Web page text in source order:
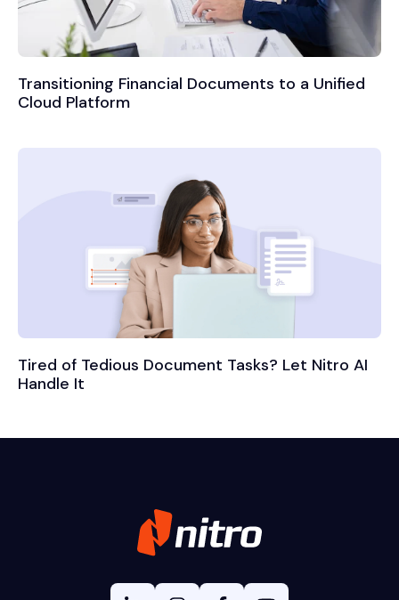
Transitioning Financial Documents to a Unified
Cloud Platform
Tired of Tedious Document Tasks? Let Nitro AI
Handle It